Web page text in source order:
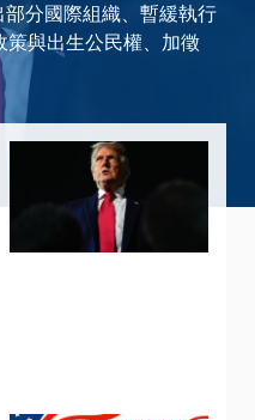
分國際組織、暫緩執行
與出生公民權、加徵